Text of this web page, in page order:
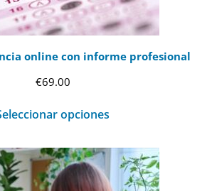
online con informe profesional
€69.00
opciones